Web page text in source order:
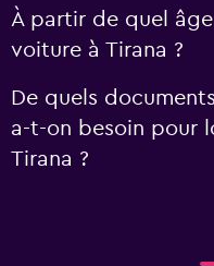
À partir de quel
voiture à Tirana ?
De quels
a-t-on besoin pour
Tirana ?